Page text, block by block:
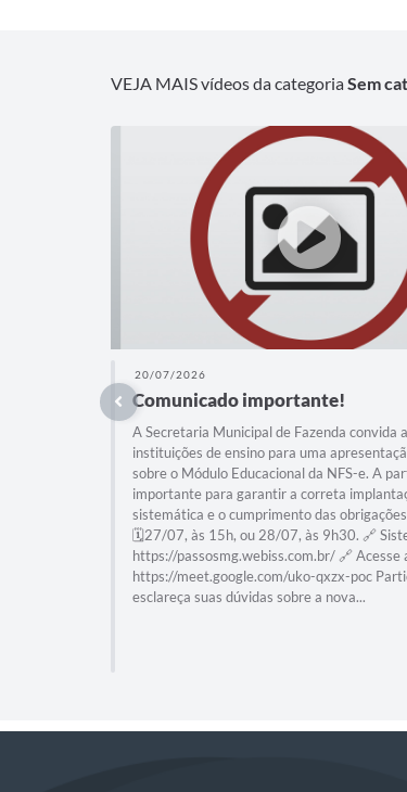
VEJA MAIS vídeos da categoriaSem
20/07/2026
Comunicado importante!
A Secretaria Municipal de Fazenda convida
instituições de ensino para uma
sobre o Módulo Educacional da NFS-e. A
importante para garantir a correta
sistemática e o cumprimento das
🗓️27/07, às 15h, ou 28/07, às 9h30. 🔗
https://passosmg.webiss.com.br/ 🔗 Acesse
https://meet.google.com/uko-qxzx-poc
esclareça suas dúvidas sobre a nova...